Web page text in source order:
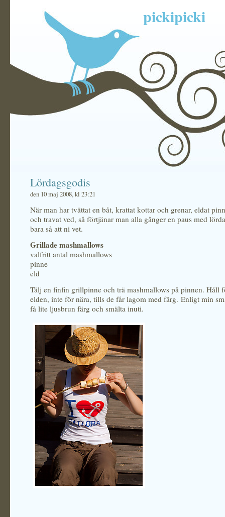
pickipicki
Lördagsgodis
den 10 maj 2008, kl 23:21
När man har tvättat en båt, krattat kottar och grenar, eldat
och travat ved, så förtjänar man alla gånger en paus med
bara så att ni vet.
Grillade mashmallows
valfritt antal mashmallows
pinne
eld
Tälj en finfin grillpinne och trä mashmallows på pinnen. Håll
elden, inte för nära, tills de får lagom med färg. Enligt min
få lite ljusbrun färg och smälta inuti.